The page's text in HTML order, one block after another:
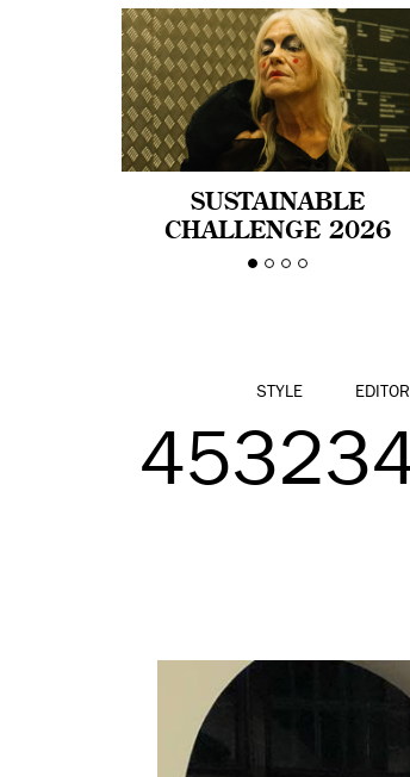
SUSTAINABLE
CHALLENGE 2026
CELEBRA LA
STYLE